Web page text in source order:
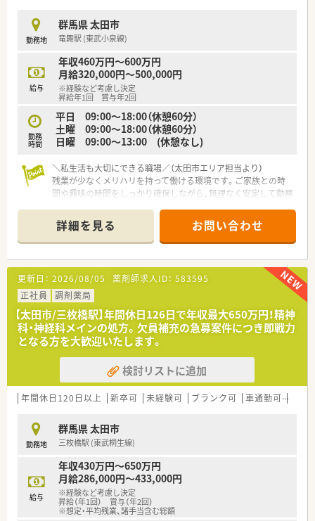
勤務地
群馬県 太田市
竜舞駅 (東武小泉線)
給与
年収460万円～600万円
月給320,000円～500,000円
※経験など考慮し決定
昇給年1回 賞与年2回
勤務
時間
平日 09:00～18:00（休憩60分）
土曜 09:00～18:00（休憩60分）
日曜 09:00～13:00 (休憩なし)
＼私生活も大切にできる職場／（太田市エリア担当より）
残業が少なくメリハリを持って働ける環境です。ご家族との時
間や趣味の時間をしっかり確保しながら、無理なく安定して勤務
【店舗情報と応需状況について】
■太田駅からアクセスしやすく、周辺地域の多くの患者様に親し
まれている落ち着いた雰囲気の薬局です。
■内科や小児科など幅広い処方箋を応需しており、地域医療の拠
点として重要な役割を担っています。
■在宅医療にも積極的に取り組んでいるため、これからの時代に
必要とされるスキルを磨ける環境です。
【募集背景と求める人物像について】
■患者様へのサービス向上と店舗の体制強化を目的とした、前向
きな増員募集を積極的に行っています。
■調剤未経験の方やブランクがある方も歓迎しており、学ぶ意欲
と向上心を持っている方を求めています。
■幅広い年代のスタッフが活躍しているため、協調性を大切にし
【法人特徴について】
■地域密着型の経営方針を掲げており、現場で働くスタッフの意
見が反映されやすい風通しの良い社風です。
■一人ひとりのスキルに合わせた教育研修制度が充実している
ため、無理なく着実に成長できる環境です。
■産休や育休の取得実績が豊富にあり、ライフステージが変化し
ても長く安心して働き続けられる企業です。
詳細を見る お問い合わせ
更新日： 2026/08/05 薬剤師求人ID： 583595
正社員
調剤薬局
【太田市/三枚橋駅】年間休日126日で年収最大650万円！精神
科・神経科メインの処方。欠員補充の急募案件につき即戦力
となる方を大歓迎いたします。
検討リストに追加
年間休日120日以上 新卒可 未経験可 ブランク可 車通勤可
勤務地
群馬県 太田市
三枚橋駅 (東武桐生線)
給与
年収430万円～650万円
月給286,000円～433,000円
※経験など考慮し決定
昇給（年1回） 賞与（年2回）
※想定・平均残業、諸手当含む総額